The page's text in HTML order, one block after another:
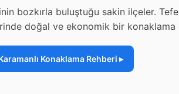
bozkırla buluştuğu sakin ilçeler.
doğal ve ekonomik bir konaklama
Konaklama Rehberi ▸